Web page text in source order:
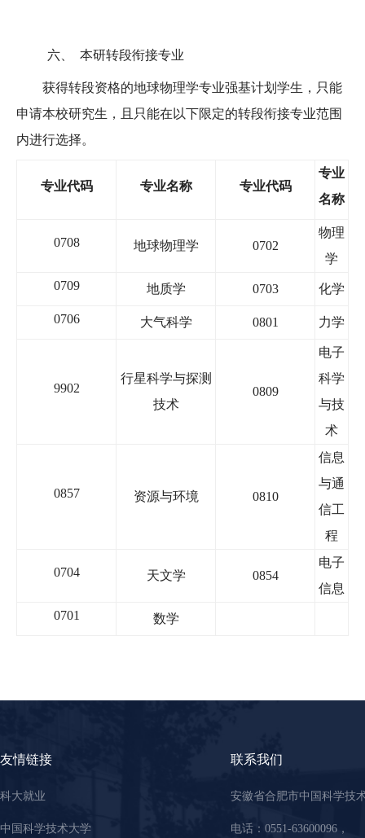
六、 本研转段衔接专业
获得转段资格的地球物理学专业强基计划学生，只能
申请本校研究生，且只能在以下限定的转段衔接专业范围
内进行选择。
专业代码 专业名称 专业代码
专业
名称
0708 地球物理学 0702
物理
学
0709
地质学 0703 化学
0706 大气科学 0801 力学
9902
行星科学与探测
技术
0809
电子
科学
与技
术
0857 资源与环境 0810
信息
与通
信工
程
0704 天文学 0854
电子
信息
0701
数学
友情链接
科大就业
中国科学技术大学
联系我们
安徽省合肥市中国科学技
电话：0551-63600096，